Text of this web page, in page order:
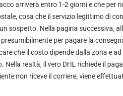
arriverà entro 1-2 giorni e che per
cosa che il servizio legittimo di
sospetto. Nella pagina successiva,
per pagare la
che il costo dipende dalla zona e
Nella realtà, il vero DHL richiede il
non riceve il corriere, viene